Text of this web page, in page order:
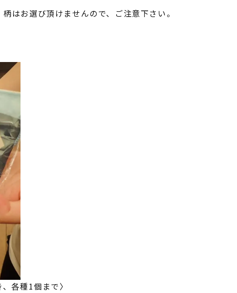
はお選び頂けませんので、ご注意下さい。
各種1個まで〉